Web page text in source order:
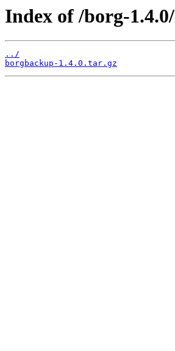
Index of /borg-1.4.0/
../
borgbackup-1.4.0.tar.gz